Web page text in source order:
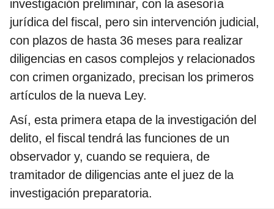
investigación preliminar, con la asesoría
jurídica del fiscal, pero sin intervención judicial,
con plazos de hasta 36 meses para realizar
diligencias en casos complejos y relacionados
con crimen organizado, precisan los primeros
artículos de la nueva Ley.
Así, esta primera etapa de la investigación del
delito, el fiscal tendrá las funciones de un
observador y, cuando se requiera, de
tramitador de diligencias ante el juez de la
investigación preparatoria.